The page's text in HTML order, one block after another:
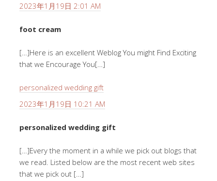
2023年1月19日 2:01 AM
foot cream
[…]Here is an excellent Weblog You might Find Exciting
that we Encourage You[…]
personalized wedding gift
2023年1月19日 10:21 AM
personalized wedding gift
[…]Every the moment in a while we pick out blogs that
we read. Listed below are the most recent web sites
that we pick out […]